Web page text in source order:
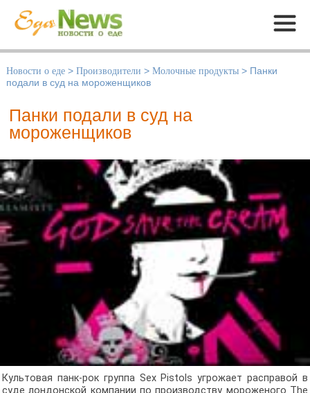
Меню
Новости о еде > Производители > Молочные продукты > Панки
подали в суд на мороженщиков
Панки подали в суд на
мороженщиков
Культовая панк-рок группа Sex Pistols угрожает расправой в